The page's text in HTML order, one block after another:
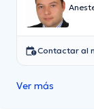
Contactar al
Ver más